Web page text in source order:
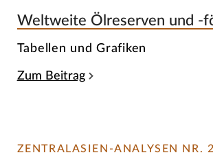
Weltweite Ölreserven und -
Tabellen und Grafiken
Zum Beitrag
ZENTRALASIEN-ANALYSEN NR. 2